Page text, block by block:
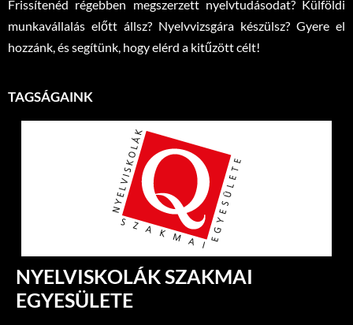
Frissítenéd régebben megszerzett nyelvtudásodat? Külföldi
munkavállalás előtt állsz? Nyelvvizsgára készülsz? Gyere el
hozzánk, és segítünk, hogy elérd a kitűzött célt!
TAGSÁGAINK
NYELVISKOLÁK SZAKMAI
EGYESÜLETE